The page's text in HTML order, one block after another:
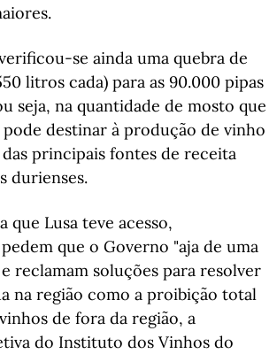
se ainda uma quebra de
litros cada) para as 90.000 pipas
seja, na quantidade de mosto que
destinar à produção de vinho
principais fontes de receita
durienses.
que Lusa teve acesso,
que o Governo "aja de uma
reclamam soluções para resolver
na região como a proibição total
de fora da região, a
do Instituto dos Vinhos do